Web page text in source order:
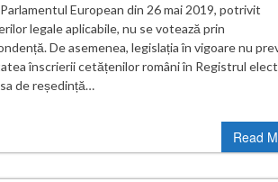
European din 26 mai 2019, potrivit
legale aplicabile, nu se votează prin
De asemenea, legislația în vigoare nu
înscrierii cetățenilor români în Registrul
de reședință…
Read